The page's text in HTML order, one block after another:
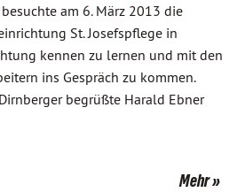
am 6. März 2013 die
St. Josefspflege in
kennen zu lernen und mit den
ins Gespräch zu kommen.
begrüßte Harald Ebner
Mehr